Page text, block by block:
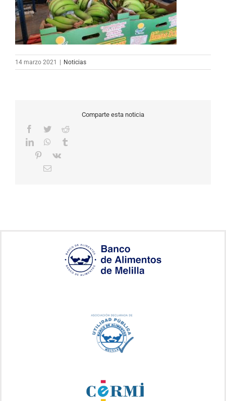
14 marzo 2021 Noticias
Comparte esta noticia
Facebook
TwitterReddit
LinkedInWhatsApp
Pinterest
Vk
Correo